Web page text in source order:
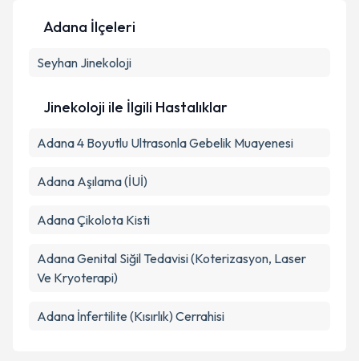
Kişisel verilerimin işlenmesine ilişkin
Takvim Talebini Gönder
Adana İlçeleri
Seyhan Jinekoloji
Jinekoloji ile İlgili Hastalıklar
Adana 4 Boyutlu Ultrasonla Gebelik Muayenesi
Adana Aşılama (İUİ)
Adana Çikolota Kisti
Adana Genital Siğil Tedavisi (Koterizasyon, Laser
Ve Kryoterapi)
Adana İnfertilite (Kısırlık) Cerrahisi